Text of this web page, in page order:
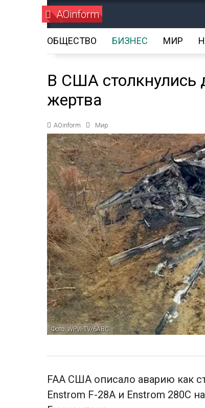
AOinform
ОБЩЕСТВО БИЗНЕС МИР
В США столкнулись
жертва
AOinform Мир
Фото: WPVI-TV/6ABC
FAA США описало аварию как
Enstrom F-28A и Enstrom 280C